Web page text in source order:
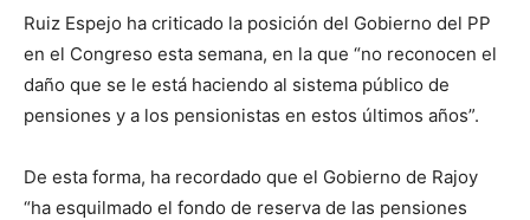
Ruiz Espejo ha criticado la posición del Gobierno del PP
en el Congreso esta semana, en la que “no reconocen el
daño que se le está haciendo al sistema público de
pensiones y a los pensionistas en estos últimos años”.
De esta forma, ha recordado que el Gobierno de Rajoy
“ha esquilmado el fondo de reserva de las pensiones